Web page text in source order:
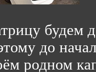
будем
до
родном